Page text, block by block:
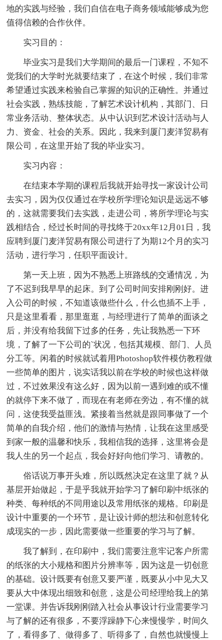
地的实践与经验，我们自信在电子商务领域能够成为您
值得信赖的合作伙伴。
实习目的：
毕业实习是我们大学期间的最后一门课程，不知不
觉我们的大学时光就要结束了，在这个时候，我们非常
希望通过实践来检验自己掌握的知识的正确性。并通过
社会实践，熟练技能，了解艺术设计机构，其部门、日
常业务活动、整体状态。从中认识到艺术设计活动与人
力、资金、社会的关系。因此，我来到厦门麦洋贸易有
限公司，在这里开始了我的毕业实习。
实习内容：
在结束本学期的课程后我就开始寻找一家设计公司
去实习，因为仅仅通过在学校所学理论知识是远远不够
的，这就需要我们去实践，走进公司，将所学理论与实
践相结合，经过长时间的寻找终于20xx年12月01日，我
应聘到厦门麦洋贸易有限公司进行了为期12个月的实习
活动，进行学习，任职平面设计。
第一天上班，因为不熟悉上班路线的交通情况，为
了不迟到我早早的起床。到了公司时间安排刚刚好。进
入公司的时候，不知道该做些什么，什么也插不上手，
只是这里看看，那里逛逛，与经理进行了简单的面谈之
后，并没有给我留下过多的任务，先让我熟悉一下环
境，了解了一下公司的`状况，包括其规模、部门、人员
分工等。闲着的时候就试着用Photoshop软件模仿教程做
一些简单的图片，说实话我以前在学校的时候也这样做
过，不过效果没有这么好，因为以前一遇到难的或不懂
的就停下来不做了，而现在有老师在旁边，有不懂的就
问，这使我受益匪浅。紧接着当然就是跟同事做了一个
简单的自我介绍，他们的激情与热情，让我在这里感受
到家一般的温馨和快乐，我相信我的选择，这里将会是
我人生的另一个起点，我会好好向他们学习、请教的。
俗话说万事开头难，所以既然决定在这里了就？从
基层开始做起，于是乎我就开始学习了解印刷中纸张的
种类、每种纸的不同用途以及常用纸张的规格。印刷是
设计中重要的一个环节，是让设计师的想法和创意转化
成现实的一步，因此需要做一些重要的学习与了解。
我了解到，在印刷中，我们需要注意牢记客户所需
的纸张的大小规格和图片分辨率等，因为这是一切创意
的基础。设计既要有创意又要严谨，既要从小中见大又
要从大中体现出细致和创意，这是公司经理给我上的第
一堂课。并告诉我刚刚踏入社会从事设计行业需要学习
与了解的还有很多，不要浮躁静下心来慢慢学，时间久
了，看得多了、做得多了、听得多了，自然也就慢慢上